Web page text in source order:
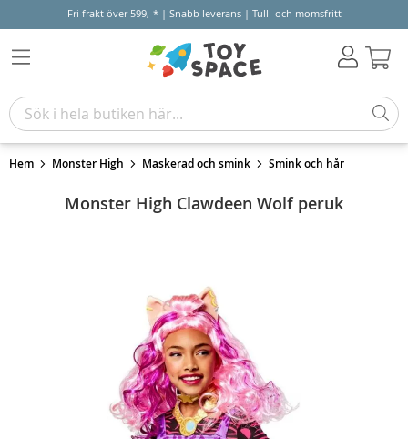
Fri frakt över 599,-* | Snabb leverans | Tull- och momsfritt
Hem Monster High Maskerad och smink Smink och hår
Monster High Clawdeen Wolf peruk